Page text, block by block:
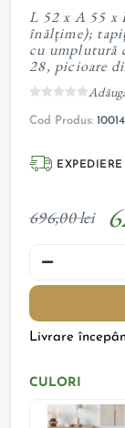
L 52 x A 55 x
înălțime);
cu umplutură
28, picioare
Cod Produs:
696,00 lei
Livrare
CULORI